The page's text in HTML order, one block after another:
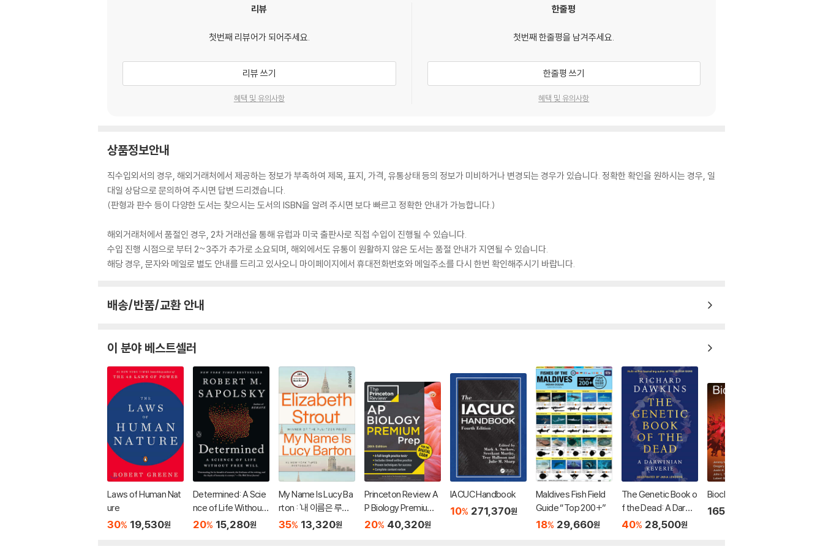
리뷰
첫번째 리뷰어가 되어주세요.
리뷰 쓰기
혜택 및 유의사항
한줄평
첫번째 한줄평을 남겨주세요.
한줄평 쓰기
혜택 및 유의사항
상품정보안내
직수입외서의 경우, 해외거래처에서 제공하는 정보가 부족하여 제목, 표지, 가격, 유통상태 등의 정보가 미비하거나 변경되는 경우가 있습니다. 정확한 확인을 원하시는 경우, 일
대일 상담으로 문의하여 주시면 답변 드리겠습니다.
(판형과 판수 등이 다양한 도서는 찾으시는 도서의 ISBN을 알려 주시면 보다 빠르고 정확한 안내가 가능합니다.)
해외거래처에서 품절인 경우, 2차 거래선을 통해 유럽과 미국 출판사로 직접 수입이 진행될 수 있습니다.
수입 진행 시점으로 부터 2~3주가 추가로 소요되며, 해외에서도 유통이 원활하지 않은 도서는 품절 안내가 지연될 수 있습니다.
해당 경우, 문자와 메일로 별도 안내를 드리고 있사오니 마이페이지에서 휴대전화번호와 메일주소를 다시 한번 확인해주시기 바랍니다.
배송/반품/교환 안내
이 분야 베스트셀러
Laws of Human Nat
ure
30% 19,530원
Determined: A Scie
nce of Life Without
Free Will
20% 15,280원
My Name Is Lucy Ba
rton : '내 이름은 루시
바턴' 원서
35% 13,320원
Princeton Review A
P Biology Premium
Prep, 28th Edition: 6
20% 40,320원
IACUC Handbook
10% 271,370원
Maldives Fish Field
Guide “Top 200+”
18% 29,660원
The Genetic Book o
f the Dead: A Darwin
ian Reverie
40% 28,500원
Biochemistry, 10/E
165,000